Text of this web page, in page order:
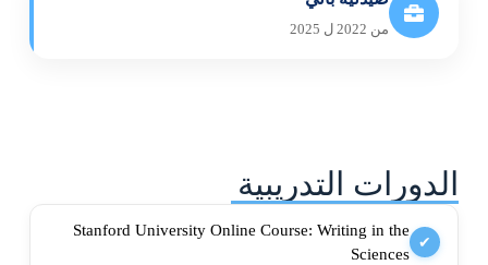
من 2022 ل 2025
الدورات التدريبية
✔
Stanford University Online Course: Writing in the
Sciences